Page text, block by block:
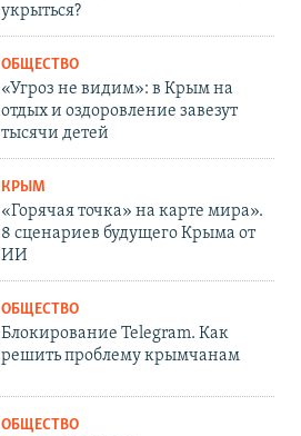
укрыться?
ОБЩЕСТВО
«Угроз не видим»: в Крым на
отдых и оздоровление завезут
тысячи детей
КРЫМ
«Горячая точка» на карте мира».
8 сценариев будущего Крыма от
ИИ
ОБЩЕСТВО
Блокирование Telegram. Как
решить проблему крымчанам
ОБЩЕСТВО